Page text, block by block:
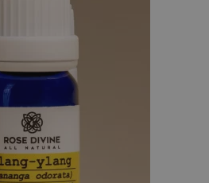
to
cart